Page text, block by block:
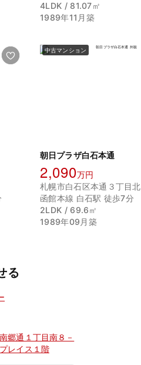
4LDK / 81.07㎡
1989年11月築
中古マンション
朝日プラザ白石本通
2,090万円
札幌市白石区本通３丁目北
函館本線 白石駅 徒歩7分
2LDK / 69.6㎡
1989年09月築
る
郷通１丁目南８－
レイス１階